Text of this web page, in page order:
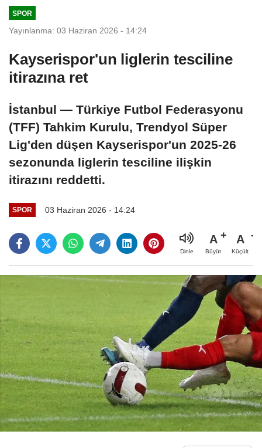
SPOR
Yayınlanma: 03 Haziran 2026 - 14:24
Kayserispor'un liglerin tesciline
itirazına ret
İstanbul — Türkiye Futbol Federasyonu
(TFF) Tahkim Kurulu, Trendyol Süper
Lig'den düşen Kayserispor'un 2025-26
sezonunda liglerin tesciline ilişkin
itirazını reddetti.
SPOR 03 Haziran 2026 - 14:24
Dinle
A
Büyüt
A
Küçült